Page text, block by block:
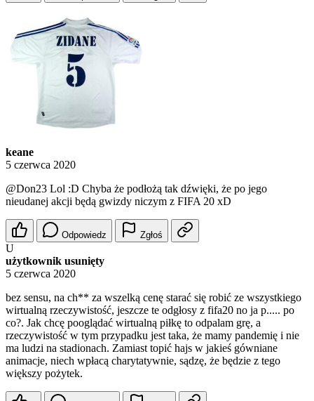
keane
5 czerwca 2020
@Don23 Lol :D Chyba że podłożą tak dźwięki, że po jego
nieudanej akcji będą gwizdy niczym z FIFA 20 xD
Odpowiedz Zgłoś
U
użytkownik usunięty
5 czerwca 2020
bez sensu, na ch** za wszelką cenę starać się robić ze wszystkiego
wirtualną rzeczywistość, jeszcze te odgłosy z fifa20 no ja p..... po
co?. Jak chcę pooglądać wirtualną piłkę to odpalam grę, a
rzeczywistość w tym przypadku jest taka, że mamy pandemię i nie
ma ludzi na stadionach. Zamiast topić hajs w jakieś gówniane
animacje, niech wpłacą charytatywnie, sądzę, że będzie z tego
większy pożytek.